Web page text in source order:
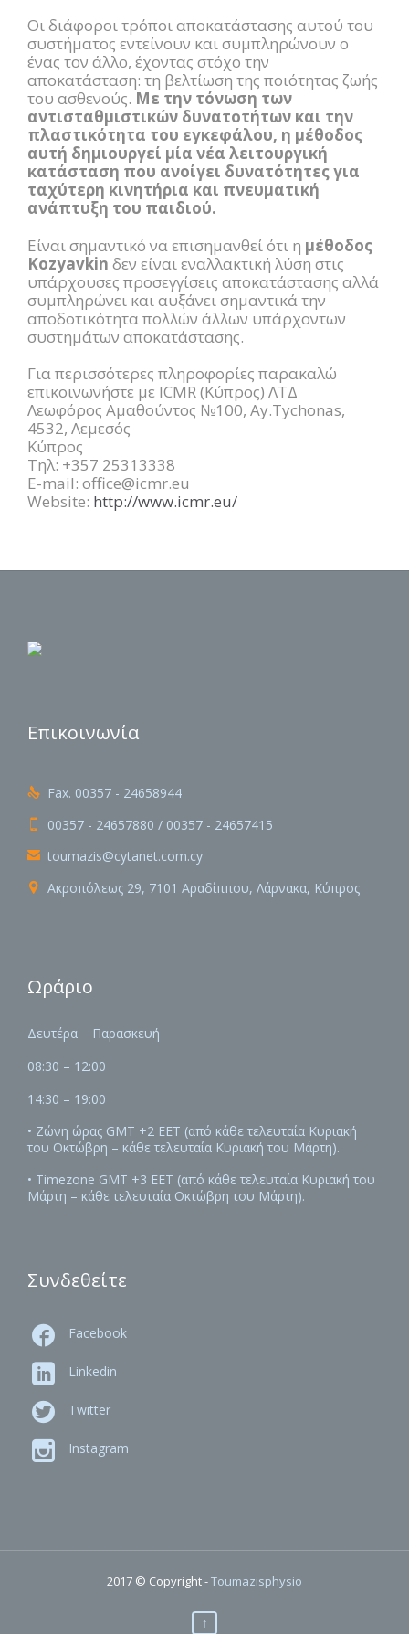
Οι διάφοροι τρόποι αποκατάστασης αυτού του
συστήματος εντείνουν και συμπληρώνουν ο
ένας τον άλλο, έχοντας στόχο την
αποκατάσταση: τη βελτίωση της ποιότητας ζωής
του ασθενούς. Με την τόνωση των
αντισταθμιστικών δυνατοτήτων και την
πλαστικότητα του εγκεφάλου, η μέθοδος
αυτή δημιουργεί μία νέα λειτουργική
κατάσταση που ανοίγει δυνατότητες για
ταχύτερη κινητήρια και πνευματική
ανάπτυξη του παιδιού.
Είναι σημαντικό να επισημανθεί ότι η μέθοδος
Kozyavkin δεν είναι εναλλακτική λύση στις
υπάρχουσες προσεγγίσεις αποκατάστασης αλλά
συμπληρώνει και αυξάνει σημαντικά την
αποδοτικότητα πολλών άλλων υπάρχοντων
συστημάτων αποκατάστασης.
Για περισσότερες πληροφορίες παρακαλώ
επικοινωνήστε με ICMR (Κύπρος) ΛΤΔ
Λεωφόρος Αμαθούντος №100, Ay.Tychonas,
4532, Λεμεσός
Κύπρος
Τηλ: +357 25313338
E-mail: office@icmr.eu
Website: http://www.icmr.eu/
Επικοινωνία
 Fax. 00357 - 24658944
 00357 - 24657880 / 00357 - 24657415
 toumazis@cytanet.com.cy
 Ακροπόλεως 29, 7101 Αραδίππου, Λάρνακα, Κύπρος
Ωράριο
Δευτέρα – Παρασκευή
08:30 – 12:00
14:30 – 19:00
• Ζώνη ώρας GMT +2 EET (από κάθε τελευταία Κυριακή
του Οκτώβρη – κάθε τελευταία Κυριακή του Μάρτη).
• Timezone GMT +3 EET (από κάθε τελευταία Κυριακή του
Μάρτη – κάθε τελευταία Οκτώβρη του Μάρτη).
Συνδεθείτε
 Facebook
 Linkedin
 Twitter
 Instagram
2017 © Copyright -Toumazisphysio
↑